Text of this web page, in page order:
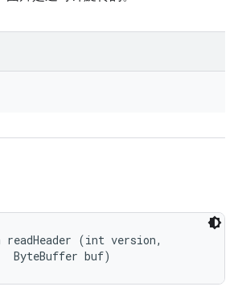
readHeader (int version,
ByteBuffer buf)